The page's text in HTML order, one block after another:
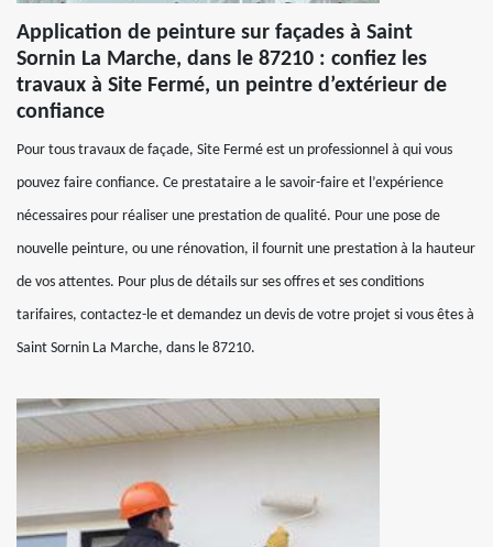
Application de peinture sur façades à Saint
Sornin La Marche, dans le 87210 : confiez les
travaux à Site Fermé, un peintre d’extérieur de
confiance
Pour tous travaux de façade, Site Fermé est un professionnel à qui vous
pouvez faire confiance. Ce prestataire a le savoir-faire et l’expérience
nécessaires pour réaliser une prestation de qualité. Pour une pose de
nouvelle peinture, ou une rénovation, il fournit une prestation à la hauteur
de vos attentes. Pour plus de détails sur ses offres et ses conditions
tarifaires, contactez-le et demandez un devis de votre projet si vous êtes à
Saint Sornin La Marche, dans le 87210.